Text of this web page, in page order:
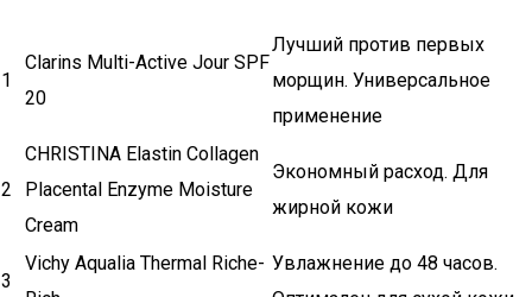
1
Clarins Multi-Active Jour SPF
20
Лучший против первых
морщин. Универсальное
применение
2
CHRISTINA Elastin Collagen
Placental Enzyme Moisture
Cream
Экономный расход. Для
жирной кожи
3
Vichy Aqualia Thermal Riche- Увлажнение до 48 часов.